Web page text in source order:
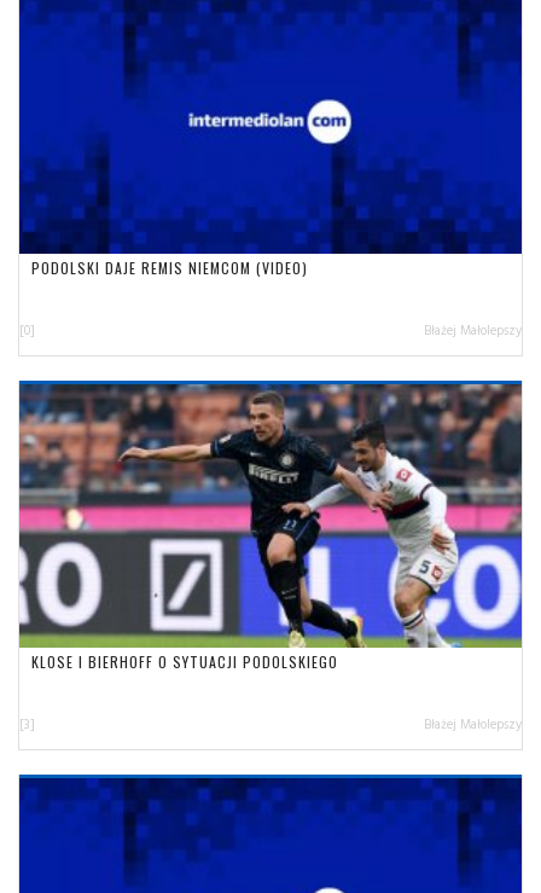
PODOLSKI DAJE REMIS NIEMCOM (VIDEO)
[0] Błażej Małolepszy
KLOSE I BIERHOFF O SYTUACJI PODOLSKIEGO
[3] Błażej Małolepszy